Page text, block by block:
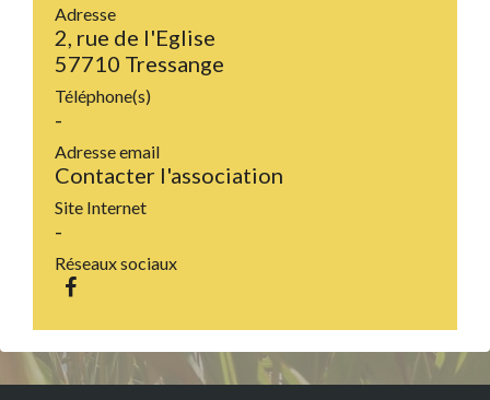
Adresse
2, rue de l'Eglise
57710 Tressange
Téléphone(s)
-
Adresse email
Contacter l'association
Site Internet
-
Réseaux sociaux